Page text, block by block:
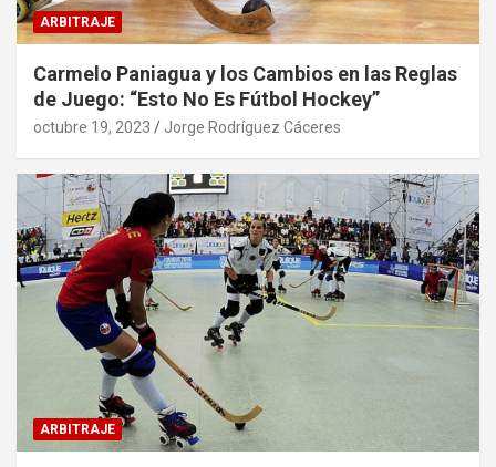
ARBITRAJE
Carmelo Paniagua y los Cambios en las Reglas
de Juego: “Esto No Es Fútbol Hockey”
octubre 19, 2023 Jorge Rodríguez Cáceres
ARBITRAJE